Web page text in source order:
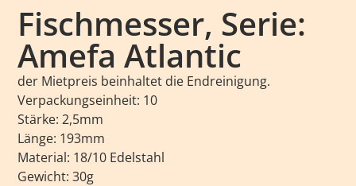
Fischmesser, Serie:
Amefa Atlantic
der Mietpreis beinhaltet die Endreinigung.
Verpackungseinheit: 10
Stärke: 2,5mm
Länge: 193mm
Material: 18/10 Edelstahl
Gewicht: 30g